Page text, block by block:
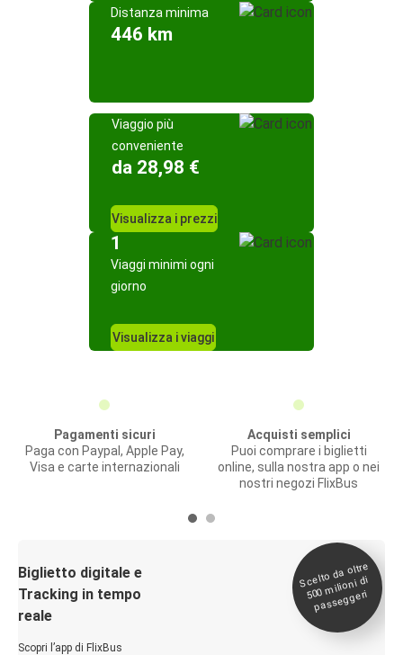
Distanza minima
446 km
Viaggio più
conveniente
da 28,98 €
Visualizza i prezzi
1
Viaggi minimi ogni
giorno
Visualizza i viaggi
Pagamenti sicuri
Paga con Paypal, Apple Pay,
Visa e carte internazionali
Acquisti semplici
Puoi comprare i biglietti
online, sulla nostra app o nei
nostri negozi FlixBus
Biglietto digitale e
Tracking in tempo
reale
Scopri l’app di FlixBus
Scelto da oltre
500
milioni di
passeggeri